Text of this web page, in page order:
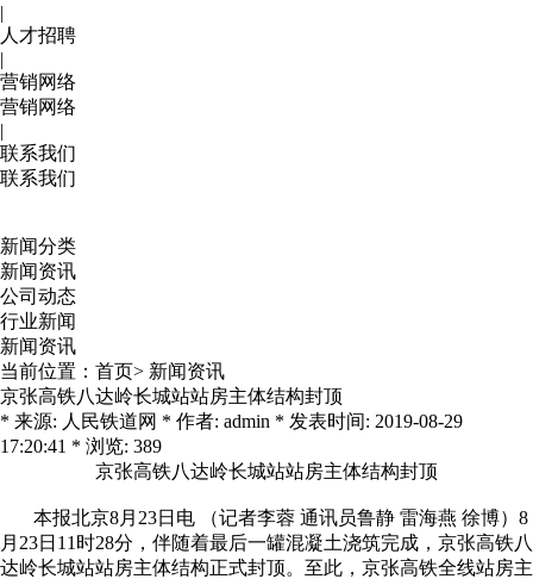
|
人才招聘
|
营销网络
营销网络
|
联系我们
联系我们
新闻分类
新闻资讯
公司动态
行业新闻
新闻资讯
当前位置： 首页> 新闻资讯
京张高铁八达岭长城站站房主体结构封顶
* 来源: 人民铁道网 * 作者: admin * 发表时间: 2019-08-29
17:20:41 * 浏览: 389
京张高铁八达岭长城站站房主体结构封顶
本报北京8月23日电 （记者李蓉 通讯员鲁静 雷海燕 徐博）8
月23日11时28分，伴随着最后一罐混凝土浇筑完成，京张高铁八
达岭长城站站房主体结构正式封顶。至此，京张高铁全线站房主